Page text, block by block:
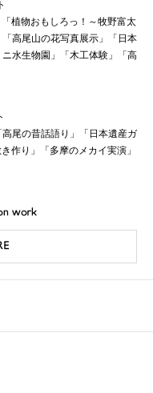
植物おもしろっ！～牧野富太
高尾山の花写真展示」「日本
水生物園」「木工体験」「高
尾の昔話語り」「日本遺産ガ
作り」「多摩のメカイ実演」
work